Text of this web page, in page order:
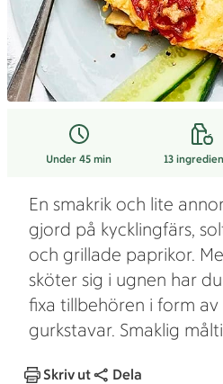
Under 45 min 13
En smakrik och lite
gjord på kycklingfärs,
och grillade paprikor.
sköter sig i ugnen har
fixa tillbehören i form
gurkstavar. Smaklig
Skriv ut Dela